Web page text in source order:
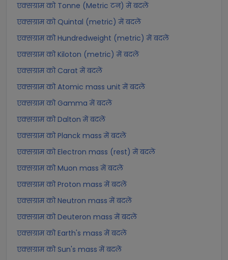
एक्सग्राम को Tonne (Metric टन) में बदलें
एक्सग्राम को Quintal (metric) में बदलें
एक्सग्राम को Hundredweight (metric) में बदलें
एक्सग्राम को Kiloton (metric) में बदलें
एक्सग्राम को Carat में बदलें
एक्सग्राम को Atomic mass unit में बदलें
एक्सग्राम को Gamma में बदलें
एक्सग्राम को Dalton में बदलें
एक्सग्राम को Planck mass में बदलें
एक्सग्राम को Electron mass (rest) में बदलें
एक्सग्राम को Muon mass में बदलें
एक्सग्राम को Proton mass में बदलें
एक्सग्राम को Neutron mass में बदलें
एक्सग्राम को Deuteron mass में बदलें
एक्सग्राम को Earth's mass में बदलें
एक्सग्राम को Sun's mass में बदलें